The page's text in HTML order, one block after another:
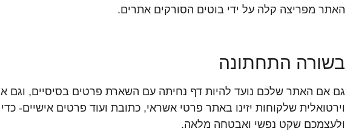
האתר מפריצה קלה על ידי בוטים הסורקים אתרים.
בשורה התחתונה
גם אם האתר שלכם נועד להיותדף נחיתה עם השארת פרטים בסיסיים, וגם
וירטואלית שלקוחות יזינו באתר פרטי אשראי, כתובת ועוד פרטים אישיים-
ולעצמכם שקט נפשי ואבטחה מלאה.